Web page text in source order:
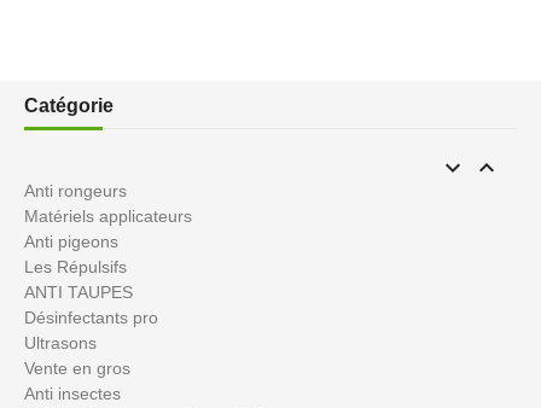
Catégorie
 
Anti rongeurs
Matériels applicateurs
Anti pigeons
Les Répulsifs
ANTI TAUPES
Désinfectants pro
Ultrasons
Vente en gros
Anti insectes